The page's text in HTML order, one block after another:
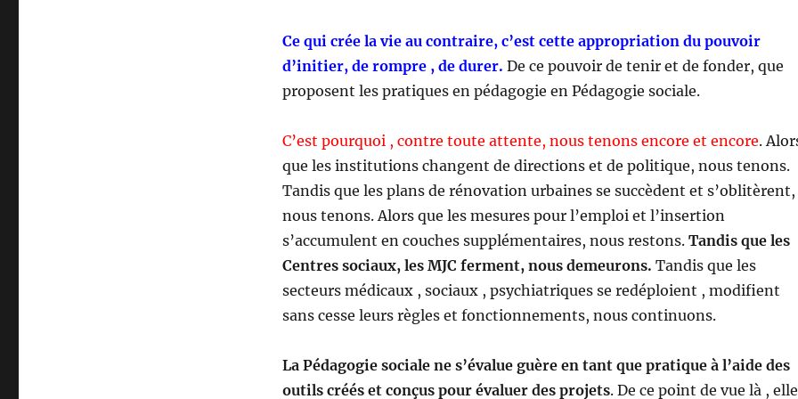
Ce qui crée la vie au contraire, c’est cette appropriation du pouvoir
d’initier, de rompre , de durer. De ce pouvoir de tenir et de fonder, que
proposent les pratiques en pédagogie en Pédagogie sociale.
C’est pourquoi , contre toute attente, nous tenons encore et encore.
que les institutions changent de directions et de politique, nous tenons.
Tandis que les plans de rénovation urbaines se succèdent et s’oblitèrent,
nous tenons. Alors que les mesures pour l’emploi et l’insertion
s’accumulent en couches supplémentaires, nous restons. Tandis que les
Centres sociaux, les MJC ferment, nous demeurons. Tandis que les
secteurs médicaux , sociaux , psychiatriques se redéploient , modifient
sans cesse leurs règles et fonctionnements, nous continuons.
La Pédagogie sociale ne s’évalue guère en tant que pratique à l’aide des
outils créés et conçus pour évaluer des projets. De ce point de vue là , elle